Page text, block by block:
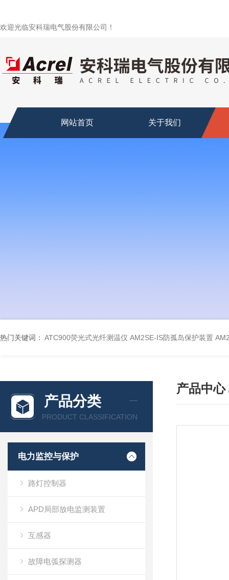
欢迎光临安科瑞电气股份有限公司！
网站首页 关于我们
热门关键词： ATC900荧光式光纤测温仪 AM2SE-IS防孤岛保护装置
产品分类
PRODUCT CLASSIFICATION
电力监控与保护
路灯控制器
APD局部放电监测装置
互感器
故障电弧探测器
产品中心